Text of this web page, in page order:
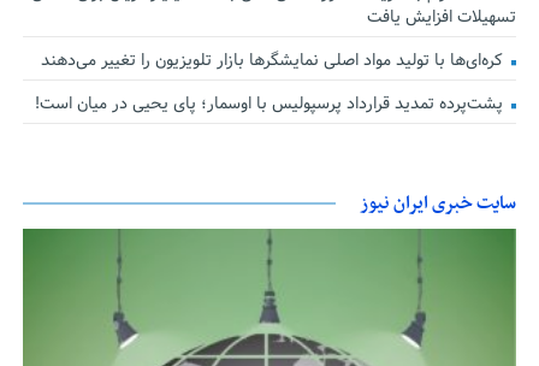
تسهیلات افزایش یافت
کره‌ای‌ها با تولید مواد اصلی نمایشگرها بازار تلویزیون را تغییر می‌دهند
پشت‌پرده تمدید قرارداد پرسپولیس با اوسمار؛ پای یحیی در میان است!
سایت خبری ایران نیوز